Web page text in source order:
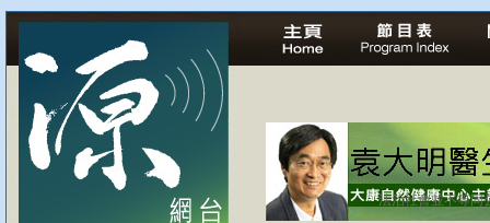
法治社會並不等同
自家教育合法化-